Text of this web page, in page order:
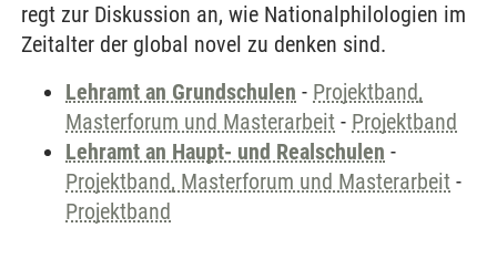
regt zur Diskussion an, wie Nationalphilologien im
Zeitalter der global novel zu denken sind.
Lehramt an Grundschulen - Projektband,
Masterforum und Masterarbeit - Projektband
Lehramt an Haupt- und Realschulen -
Projektband, Masterforum und Masterarbeit -
Projektband